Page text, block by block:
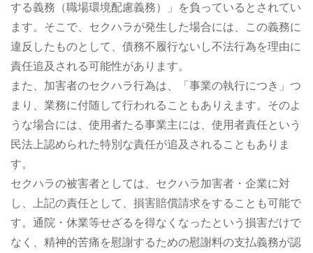
する義務（職場環境配慮義務）」を負っているとされてい
ます。そこで、セクハラが発生した場合には、この義務に
違反したものとして、債務不履行ないし不法行為を理由に
責任追及される可能性があります。
また、加害者のセクハラ行為は、「事業の執行につき」つ
まり、業務に付随して行われることもありえます。そのよ
うな場合には、使用者たる事業主には、使用者責任という
民法上認められた特別な責任が追及されることもありま
す。
セクハラの被害者としては、セクハラ加害者・企業に対
し、上記の責任として、損害賠償請求をすることも可能で
す。通院・休業等せざるを得なくなったという損害だけで
なく、精神的苦痛を慰謝するための慰謝料の支払義務が認